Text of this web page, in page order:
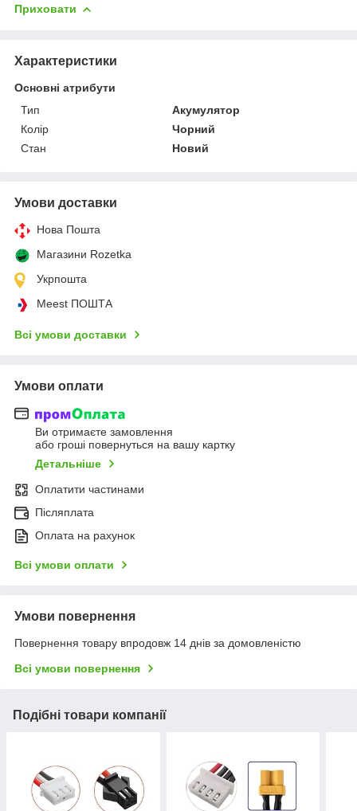
Приховати
Характеристики
Основні атрибути
Тип
Акумулятор
Колір
Чорний
Стан
Новий
Умови доставки
Нова Пошта
Магазини Rozetka
Укрпошта
Meest ПОШТА
Всі умови доставки
Умови оплати
Ви отримаєте замовлення
або гроші повернуться на вашу картку
Детальніше
Оплатити частинами
Післяплата
Оплата на рахунок
Всі умови оплати
Умови повернення
Повернення товару впродовж 14 днів за домовленістю
Всі умови повернення
Подібні товари компанії